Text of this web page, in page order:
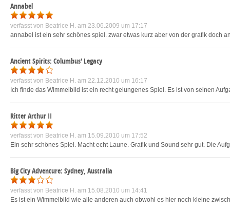
Annabel
verfasst von Beatrice H. am 23.06.2009 um 17:17
annabel ist ein sehr schönes spiel. zwar etwas kurz aber von der grafik doch
Ancient Spirits: Columbus' Legacy
verfasst von Beatrice H. am 22.12.2010 um 16:17
Ich finde das Wimmelbild ist ein recht gelungenes Spiel. Es ist von seinen
Ritter Arthur II
verfasst von Beatrice H. am 15.09.2010 um 17:52
Ein sehr schönes Spiel. Macht echt Laune. Grafik und Sound sehr gut. Die
Big City Adventure: Sydney, Australia
verfasst von Beatrice H. am 15.08.2010 um 14:41
Es ist ein Wimmelbild wie alle anderen auch obwohl es hier noch kleine